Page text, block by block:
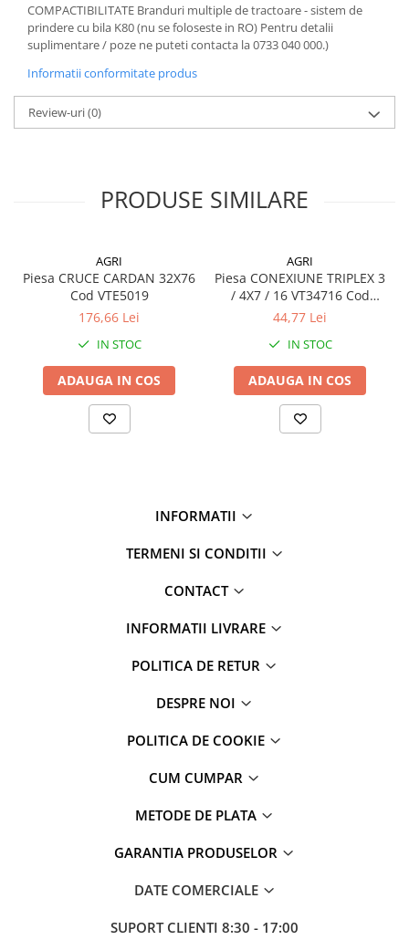
COMPACTIBILITATE Branduri multiple de tractoare - sistem de
prindere cu bila K80 (nu se foloseste in RO) Pentru detalii
suplimentare / poze ne puteti contacta la 0733 040 000.)
Informatii conformitate produs
Review-uri(0)
PRODUSE SIMILARE
AGRI
Piesa CRUCE CARDAN 32X76
Cod VTE5019
176,66 Lei
IN STOC
ADAUGA IN COS
AGRI
Piesa CONEXIUNE TRIPLEX 3
/ 4X7 / 16 VT34716 Cod
VT34716
44,77 Lei
IN STOC
ADAUGA IN COS
INFORMATII
TERMENI SI CONDITII
CONTACT
INFORMATII LIVRARE
POLITICA DE RETUR
DESPRE NOI
POLITICA DE COOKIE
CUM CUMPAR
METODE DE PLATA
GARANTIA PRODUSELOR
DATE COMERCIALE
SUPORT CLIENTI 8:30 - 17:00